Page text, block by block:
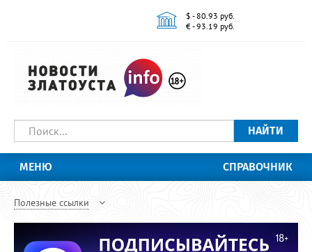
$ - 80.93 руб.
€ - 93.19 руб.
НАЙТИ
МЕНЮ СПРАВОЧНИК
Полезные ссылки